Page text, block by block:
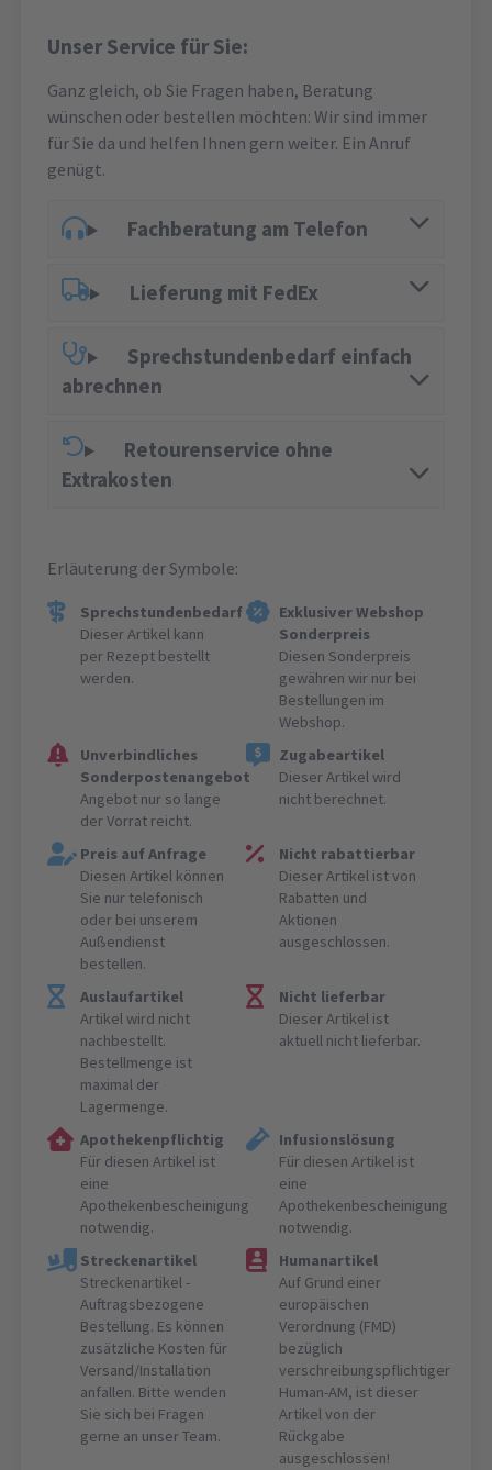
Unser Service für Sie:
Ganz gleich, ob Sie Fragen haben, Beratung
wünschen oder bestellen möchten: Wir sind immer
für Sie da und helfen Ihnen gern weiter. Ein Anruf
genügt.
Fachberatung am Telefon
Lieferung mit FedEx
Sprechstundenbedarf einfach
abrechnen
Retourenservice ohne
Extrakosten
Erläuterung der Symbole:
Sprechstundenbedarf
Dieser Artikel kann
per Rezept bestellt
werden.
Exklusiver Webshop
Sonderpreis
Diesen Sonderpreis
gewähren wir nur bei
Bestellungen im
Webshop.
Unverbindliches
Sonderpostenangebot
Angebot nur so lange
der Vorrat reicht.
Zugabeartikel
Dieser Artikel wird
nicht berechnet.
Preis auf Anfrage
Diesen Artikel können
Sie nur telefonisch
oder bei unserem
Außendienst
bestellen.
Nicht rabattierbar
Dieser Artikel ist von
Rabatten und
Aktionen
ausgeschlossen.
Auslaufartikel
Artikel wird nicht
nachbestellt.
Bestellmenge ist
maximal der
Lagermenge.
Nicht lieferbar
Dieser Artikel ist
aktuell nicht lieferbar.
Apothekenpflichtig
Für diesen Artikel ist
eine
Apothekenbescheinigung
notwendig.
Infusionslösung
Für diesen Artikel ist
eine
Apothekenbescheinigung
notwendig.
Streckenartikel
Streckenartikel -
Auftragsbezogene
Bestellung. Es können
zusätzliche Kosten für
Versand/Installation
anfallen. Bitte wenden
Sie sich bei Fragen
gerne an unser Team.
Humanartikel
Auf Grund einer
europäischen
Verordnung (FMD)
bezüglich
verschreibungspflichtiger
Human-AM, ist dieser
Artikel von der
Rückgabe
ausgeschlossen!